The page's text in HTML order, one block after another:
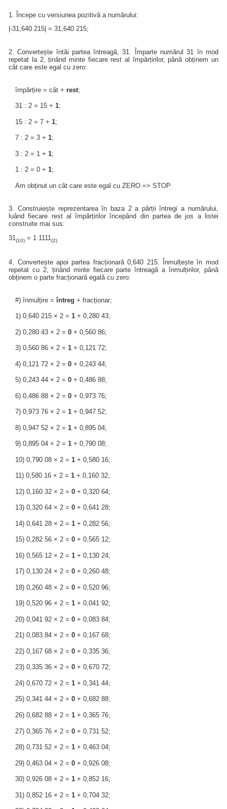
1. Începe cu versiunea pozitivă a numărului:
|-31,640 215| = 31,640 215;
2. Convertește întâi partea întreagă, 31. Împarte numărul 31 în mod
repetat la 2, ținând minte fiecare rest al împărțirilor, până obținem un
cât care este egal cu zero:
împărțire = cât + rest;
31 : 2 = 15 + 1;
15 : 2 = 7 + 1;
7 : 2 = 3 + 1;
3 : 2 = 1 + 1;
1 : 2 = 0 + 1;
Am obținut un cât care este egal cu ZERO => STOP
3. Construiește reprezentarea în baza 2 a părții întregi a numărului,
luând fiecare rest al împărțirilor începând din partea de jos a listei
construite mai sus:
31(10) = 1 1111(2)
4. Convertește apoi partea fracționară 0,640 215. Înmulțește în mod
repetat cu 2, ținând minte fiecare parte întreagă a înmulțirilor, până
obținem o parte fracționară egală cu zero:
#) înmulțire =întreg + fracționar;
1) 0,640 215 × 2 = 1+ 0,280 43;
2) 0,280 43 × 2 = 0+ 0,560 86;
3) 0,560 86 × 2 = 1+ 0,121 72;
4) 0,121 72 × 2 = 0+ 0,243 44;
5) 0,243 44 × 2 = 0+ 0,486 88;
6) 0,486 88 × 2 = 0+ 0,973 76;
7) 0,973 76 × 2 = 1+ 0,947 52;
8) 0,947 52 × 2 = 1+ 0,895 04;
9) 0,895 04 × 2 = 1+ 0,790 08;
10) 0,790 08 × 2 = 1+ 0,580 16;
11) 0,580 16 × 2 = 1+ 0,160 32;
12) 0,160 32 × 2 = 0+ 0,320 64;
13) 0,320 64 × 2 = 0+ 0,641 28;
14) 0,641 28 × 2 = 1+ 0,282 56;
15) 0,282 56 × 2 = 0+ 0,565 12;
16) 0,565 12 × 2 = 1+ 0,130 24;
17) 0,130 24 × 2 = 0+ 0,260 48;
18) 0,260 48 × 2 = 0+ 0,520 96;
19) 0,520 96 × 2 = 1+ 0,041 92;
20) 0,041 92 × 2 = 0+ 0,083 84;
21) 0,083 84 × 2 = 0+ 0,167 68;
22) 0,167 68 × 2 = 0+ 0,335 36;
23) 0,335 36 × 2 = 0+ 0,670 72;
24) 0,670 72 × 2 = 1+ 0,341 44;
25) 0,341 44 × 2 = 0+ 0,682 88;
26) 0,682 88 × 2 = 1+ 0,365 76;
27) 0,365 76 × 2 = 0+ 0,731 52;
28) 0,731 52 × 2 = 1+ 0,463 04;
29) 0,463 04 × 2 = 0+ 0,926 08;
30) 0,926 08 × 2 = 1+ 0,852 16;
31) 0,852 16 × 2 = 1+ 0,704 32;